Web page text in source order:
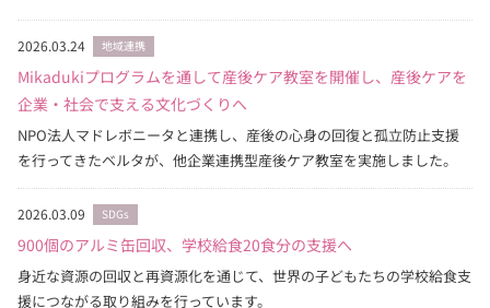
2026.03.24 地域連携
Mikadukiプログラムを通して産後ケア教室を開催し、産後ケアを
企業・社会で支える文化づくりへ
NPO法人マドレボニータと連携し、産後の心身の回復と孤立防止支援
を行ってきたベルタが、他企業連携型産後ケア教室を実施しました。
2026.03.09 SDGs
900個のアルミ缶回収、学校給食20食分の支援へ
身近な資源の回収と再資源化を通じて、世界の子どもたちの学校給食支
援につながる取り組みを行っています。